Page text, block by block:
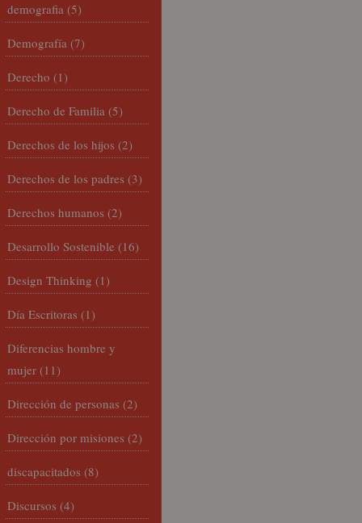
demografia (5)
Demografía (7)
Derecho (1)
Derecho de Familia (5)
Derechos de los hijos (2)
Derechos de los padres (3)
Derechos humanos (2)
Desarrollo Sostenible (16)
Design Thinking (1)
Día Escritoras (1)
Diferencias hombre y
mujer (11)
Dirección de personas (2)
Dirección por misiones (2)
discapacitados (8)
Discursos (4)